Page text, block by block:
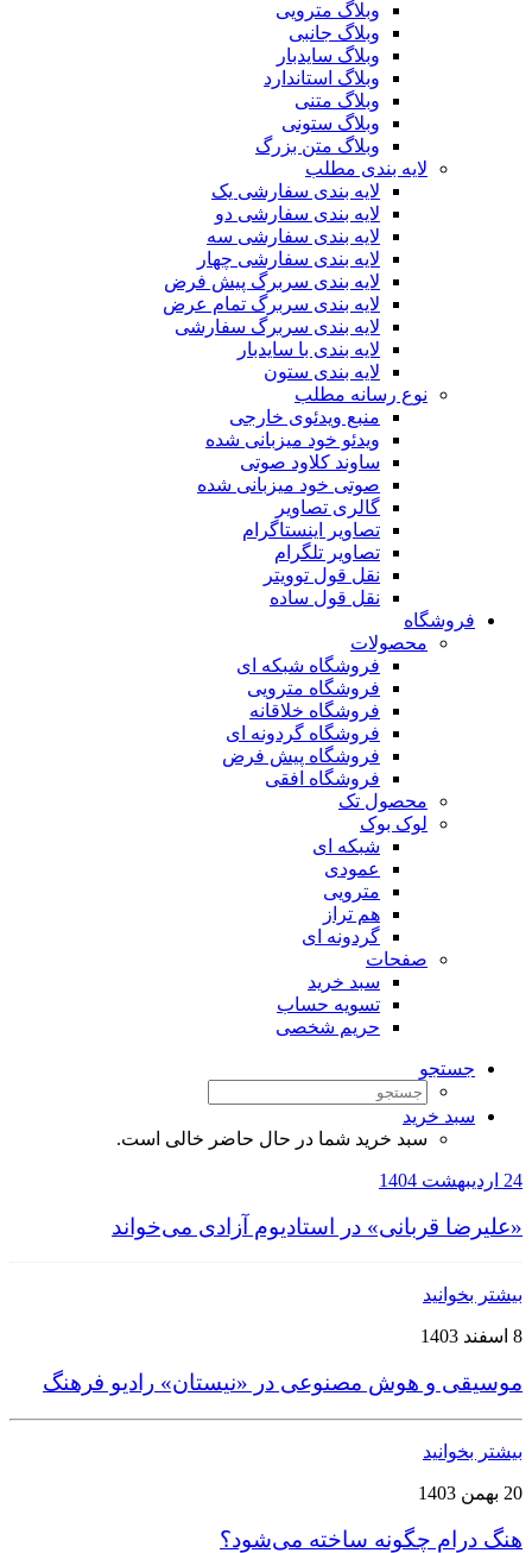
وبلاگ مترویی
وبلاگ جانبی
وبلاگ سایدبار
وبلاگ استاندارد
وبلاگ متنی
وبلاگ ستونی
وبلاگ متن بزرگ
لایه بندی مطلب
لایه بندی سفارشی یک
لایه بندی سفارشی دو
لایه بندی سفارشی سه
لایه بندی سفارشی چهار
لایه بندی سربرگ پیش فرض
لایه بندی سربرگ تمام عرض
لایه بندی سربرگ سفارشی
لایه بندی با سایدبار
لایه بندی ستون
نوع رسانه مطلب
منبع ویدئوی خارجی
ویدئو خود میزبانی شده
ساوند کلاود صوتی
صوتی خود میزبانی شده
گالری تصاویر
تصاویر اینستاگرام
تصاویر تلگرام
نقل قول توویتر
نقل قول ساده
فروشگاه
محصولات
فروشگاه شبکه ای
فروشگاه مترویی
فروشگاه خلاقانه
فروشگاه گردونه ای
فروشگاه پیش فرض
فروشگاه افقی
محصول تک
لوک بوک
شبکه ای
عمودی
مترویی
هم تراز
گردونه ای
صفحات
سبد خرید
تسویه حساب
حریم شخصی
جستجو
سبد خرید
سبد خرید شما در حال حاضر خالی است.
24 اردیبهشت 1404
«علیرضا قربانی» در استادیوم آزادی می‌خواند
بیشتر بخوانید
8 اسفند 1403
موسیقی و هوش مصنوعی در «نیستان» رادیو فرهنگ
بیشتر بخوانید
20 بهمن 1403
هنگ درام چگونه ساخته می‌شود؟